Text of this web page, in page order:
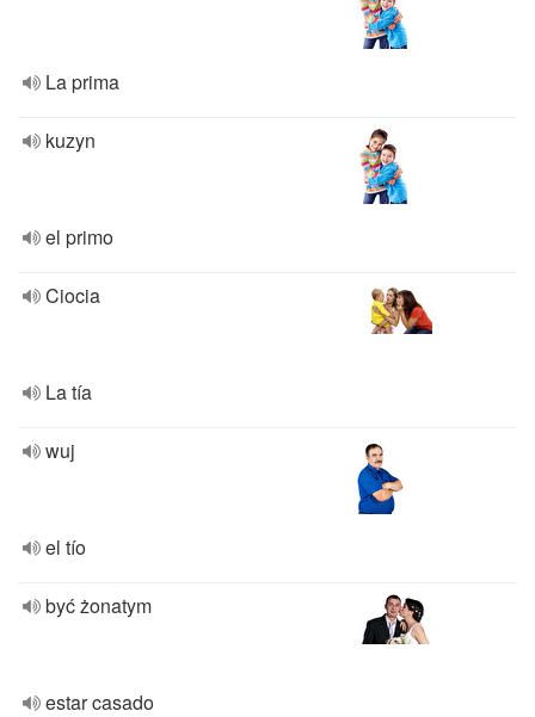
La prima
kuzyn
el primo
Ciocia
La tía
wuj
el tío
być żonatym
estar casado